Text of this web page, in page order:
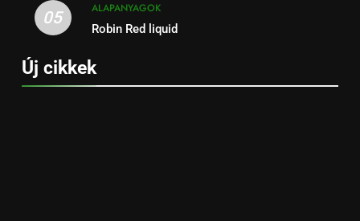
05
ALAPANYAGOK
Robin Red liquid
Új cikkek